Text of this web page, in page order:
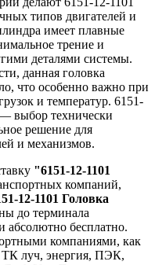
типов двигателей и
имеет плавные
трение и
деталями системы.
данная головка
что особенно важно при
и температур. 6151-
выбор технически
решение для
и механизмов.
"6151-12-1101
компаний,
12-1101 Головка
до терминала
абсолютно бесплатно.
компаниями, как
луч, энергия, ПЭК,